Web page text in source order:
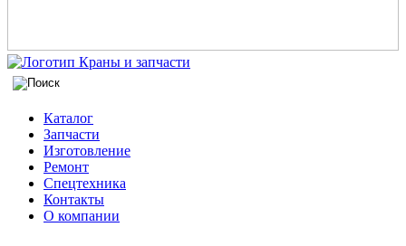
Каталог
Запчасти
Изготовление
Ремонт
Спецтехника
Контакты
О компании